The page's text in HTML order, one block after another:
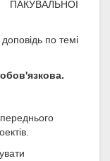
по темі